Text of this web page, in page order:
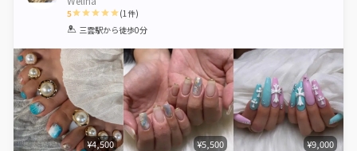
5
1 2 3 4 5
(1件)
三雲駅から徒歩0分
¥4,500 ¥5,500 ¥9,000